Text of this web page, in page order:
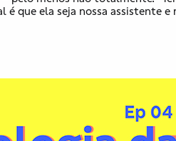
que ela seja nossa assistente e